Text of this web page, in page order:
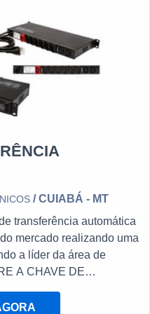
/ CUIABÁ - MT
transferência automática
mercado realizando uma
a líder da área de
A CHAVE DE
ats em uma empresa